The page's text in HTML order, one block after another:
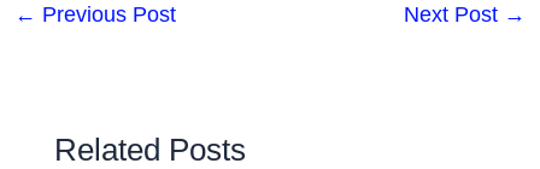
← Previous Post Next Post →
Related Posts